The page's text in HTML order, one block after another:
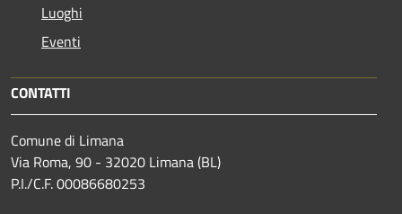
Luoghi
Eventi
CONTATTI
Comune di Limana
Via Roma, 90 - 32020 Limana (BL)
P.I./C.F. 00086680253